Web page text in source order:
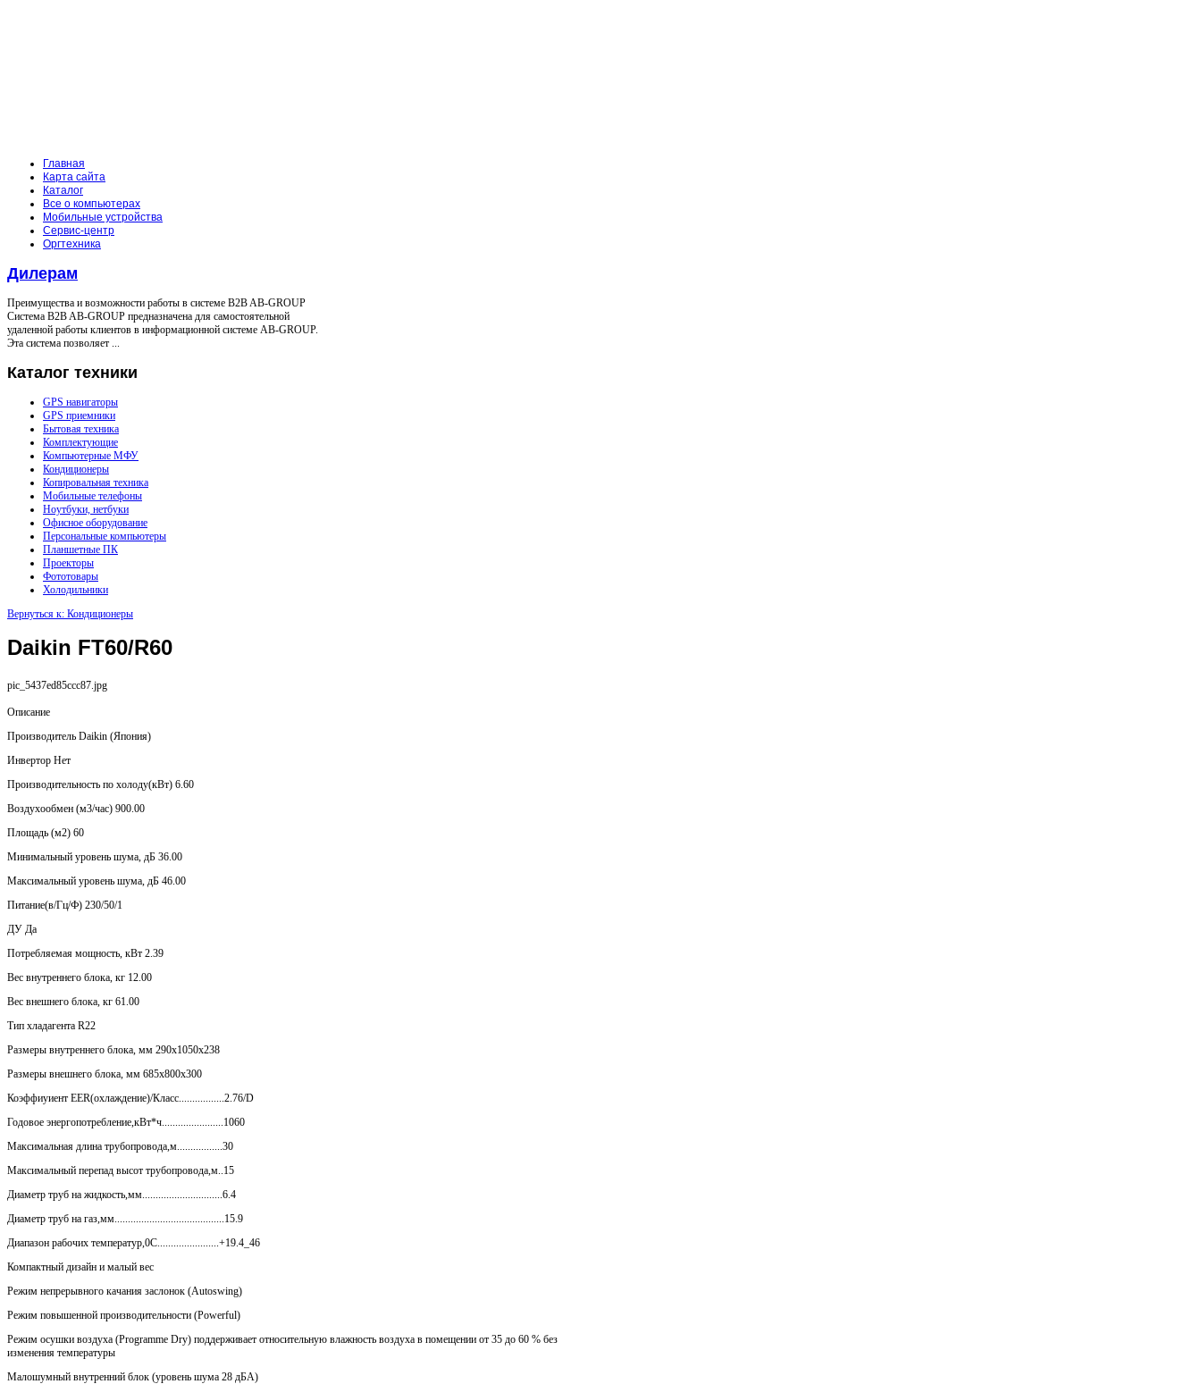
Главная
Карта сайта
Каталог
Все о компьютерах
Мобильные устройства
Сервис-центр
Оргтехника
Дилерам
Преимущества и возможности работы в системе B2B AB-GROUP
Система B2B AB-GROUP предназначена для самостоятельной
удаленной работы клиентов в информационной системе AB-GROUP.
Эта система позволяет ...
Каталог техники
GPS навигаторы
GPS приемники
Бытовая техника
Комплектующие
Компьютерные МФУ
Кондиционеры
Копировальная техника
Мобильные телефоны
Ноутбуки, нетбуки
Офисное оборудование
Персональные компьютеры
Планшетные ПК
Проекторы
Фототовары
Холодильники
Вернуться к: Кондиционеры
Daikin FT60/R60
pic_5437ed85ccc87.jpg
Описание
Производитель Daikin (Япония)
Инвертор Нет
Производительность по холоду(кВт) 6.60
Воздухообмен (м3/час) 900.00
Площадь (м2) 60
Минимальный уровень шума, дБ 36.00
Максимальный уровень шума, дБ 46.00
Питание(в/Гц/Ф) 230/50/1
ДУ Да
Потребляемая мощность, кВт 2.39
Вес внутреннего блока, кг 12.00
Вес внешнего блока, кг 61.00
Тип хладагента R22
Размеры внутреннего блока, мм 290х1050х238
Размеры внешнего блока, мм 685х800х300
Коэффиуиент EER(охлаждение)/Класс.................2.76/D
Годовое энергопотребление,кВт*ч.......................1060
Максимальная длина трубопровода,м.................30
Максимальный перепад высот трубопровода,м..15
Диаметр труб на жидкость,мм..............................6.4
Диаметр труб на газ,мм.........................................15.9
Диапазон рабочих температур,0С.......................+19.4_46
Компактный дизайн и малый вес
Режим непрерывного качания заслонок (Autoswing)
Режим повышенной производительности (Powerful)
Режим осушки воздуха (Programme Dry) поддерживает относительную влажность воздуха в помещении от 35 до 60 % без
изменения температуры
Малошумный внутренний блок (уровень шума 28 дБА)